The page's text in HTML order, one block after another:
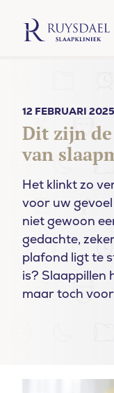
12 FEBRUARI 2025
Dit zijn
van
Het klinkt zo
voor uw
niet gewoon
gedachte,
plafond ligt te
is? Slaappillen
maar toch